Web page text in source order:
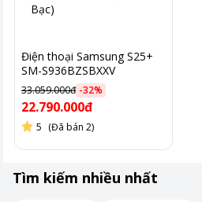
Điện thoại Samsung S25+
SM-S936BZSBXXV
(Snapdragon 8
Elite/12GB/256GB/6.7
Inch/3+1 cam/1y,Xám Bạc)
33.059.000đ -32%
22.790.000đ
5 (Đã bán 2)
Tìm kiếm nhiều nhất